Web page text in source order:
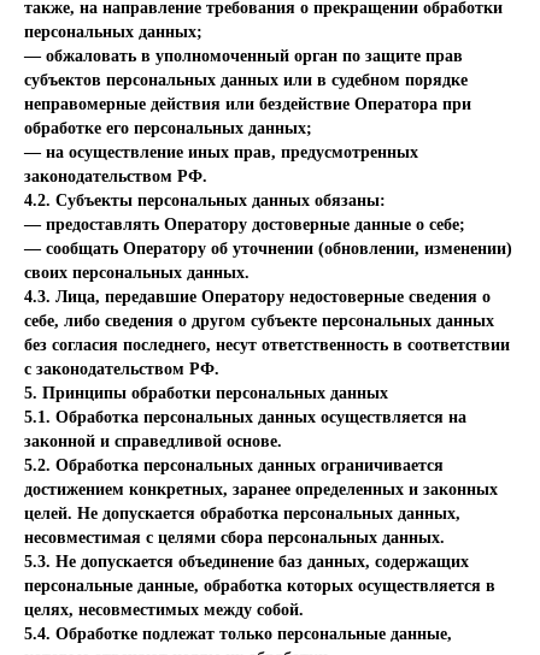
также, на направление требования о прекращении обработки
персональных данных;
— обжаловать в уполномоченный орган по защите прав
субъектов персональных данных или в судебном порядке
неправомерные действия или бездействие Оператора при
обработке его персональных данных;
— на осуществление иных прав, предусмотренных
законодательством РФ.
4.2. Субъекты персональных данных обязаны:
— предоставлять Оператору достоверные данные о себе;
— сообщать Оператору об уточнении (обновлении, изменении)
своих персональных данных.
4.3. Лица, передавшие Оператору недостоверные сведения о
себе, либо сведения о другом субъекте персональных данных
без согласия последнего, несут ответственность в соответствии
с законодательством РФ.
5. Принципы обработки персональных данных
5.1. Обработка персональных данных осуществляется на
законной и справедливой основе.
5.2. Обработка персональных данных ограничивается
достижением конкретных, заранее определенных и законных
целей. Не допускается обработка персональных данных,
несовместимая с целями сбора персональных данных.
5.3. Не допускается объединение баз данных, содержащих
персональные данные, обработка которых осуществляется в
целях, несовместимых между собой.
5.4. Обработке подлежат только персональные данные,